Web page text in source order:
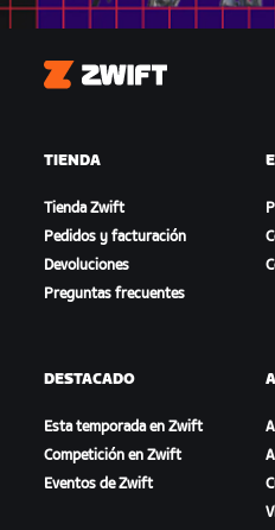
Zwift
TIENDA
Tienda Zwift
Pedidos y facturación
Devoluciones
Preguntas frecuentes
DESTACADO
Esta temporada en Zwift
Competición en Zwift
Eventos de Zwift